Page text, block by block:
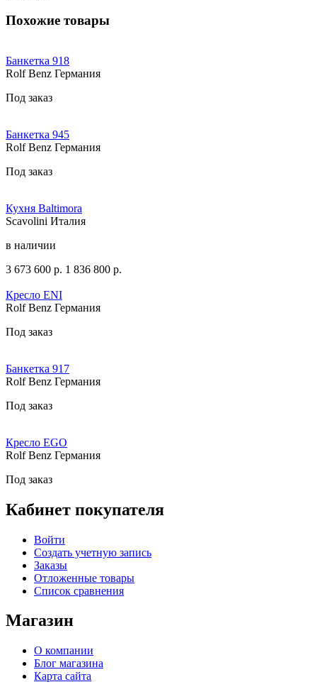
Похожие товары
Банкетка 918
Rolf Benz Германия
Под заказ
Банкетка 945
Rolf Benz Германия
Под заказ
Кухня Baltimora
Scavolini Италия
в наличии
3 673 600 р. 1 836 800 р.
Кресло ENI
Rolf Benz Германия
Под заказ
Банкетка 917
Rolf Benz Германия
Под заказ
Кресло EGO
Rolf Benz Германия
Под заказ
Кабинет покупателя
Войти
Создать учетную запись
Заказы
Отложенные товары
Список сравнения
Магазин
О компании
Блог магазина
Карта сайта